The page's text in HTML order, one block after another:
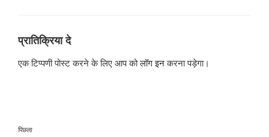
प्रातिक्रिया दे
एक टिप्पणी पोस्ट करने के लिए आप कोलॉग इनकरना पड़ेगा।
पोस्ट
पिछला
पिछला